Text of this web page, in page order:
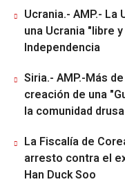
Ucrania.- AMP.-
una Ucrania "libre
Independencia
Siria.- AMP.-Más
creación de una
la comunidad drusa
La Fiscalía de
arresto contra el
Han Duck Soo